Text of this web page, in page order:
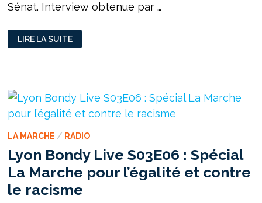
Sénat. Interview obtenue par …
CHRISTIANE
TAUBIRA
:
PAS
UNE
OPINION.
C’EST
DÉLIT.
»
LIRE LA SUITE
LA MARCHE / RADIO
Lyon Bondy Live S03E06 : Spécial
La Marche pour l’égalité et contre
le racisme